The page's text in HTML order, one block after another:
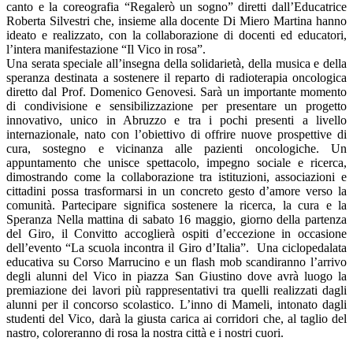
canto e la coreografia “Regalerò un sogno” diretti dall’Educatrice
Roberta Silvestri che, insieme alla docente Di Miero Martina hanno
ideato e realizzato, con la collaborazione di docenti ed educatori,
l’intera manifestazione “Il Vico in rosa”.
Una serata speciale all’insegna della solidarietà, della musica e della
speranza destinata a sostenere il reparto di radioterapia oncologica
diretto dal Prof. Domenico Genovesi. Sarà un importante momento
di condivisione e sensibilizzazione per presentare un progetto
innovativo, unico in Abruzzo e tra i pochi presenti a livello
internazionale, nato con l’obiettivo di offrire nuove prospettive di
cura, sostegno e vicinanza alle pazienti oncologiche. Un
appuntamento che unisce spettacolo, impegno sociale e ricerca,
dimostrando come la collaborazione tra istituzioni, associazioni e
cittadini possa trasformarsi in un concreto gesto d’amore verso la
comunità. Partecipare significa sostenere la ricerca, la cura e la
Speranza Nella mattina di sabato 16 maggio, giorno della partenza
del Giro, il Convitto accoglierà ospiti d’eccezione in occasione
dell’evento “La scuola incontra il Giro d’Italia”. Una ciclopedalata
educativa su Corso Marrucino e un flash mob scandiranno l’arrivo
degli alunni del Vico in piazza San Giustino dove avrà luogo la
premiazione dei lavori più rappresentativi tra quelli realizzati dagli
alunni per il concorso scolastico. L’inno di Mameli, intonato dagli
studenti del Vico, darà la giusta carica ai corridori che, al taglio del
nastro, coloreranno di rosa la nostra città e i nostri cuori.